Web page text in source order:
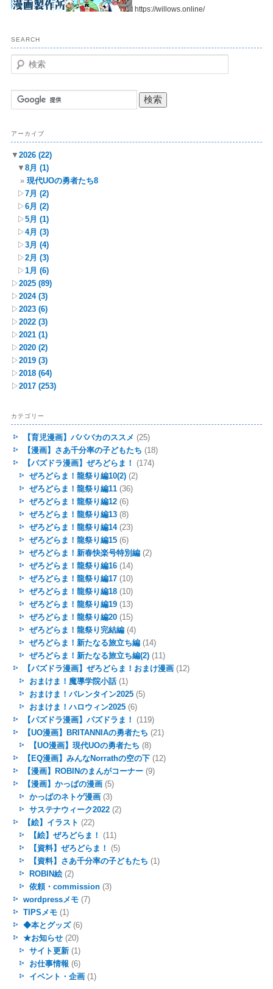
https://willows.online/
SEARCH
検
索
アーカイブ
▼ 2026 (22)
▼ 8月 (1)
現代UOの勇者たち8
▷7月 (2)
▷6月 (2)
▷5月 (1)
▷4月 (3)
▷3月 (4)
▷2月 (3)
▷1月 (6)
▷2025 (89)
▷2024 (3)
▷2023 (6)
▷2022 (3)
▷2021 (1)
▷2020 (2)
▷2019 (3)
▷2018 (64)
▷2017 (253)
カテゴリー
【育児漫画】パパバカのススメ (25)
【漫画】さあ千分率の子どもたち (18)
【パズドラ漫画】ぜろどらま！
(174)
ぜろどらま！龍祭り編10(2)(2)
ぜろどらま！龍祭り編11(36)
ぜろどらま！龍祭り編12(6)
ぜろどらま！龍祭り編13(8)
ぜろどらま！龍祭り編14(23)
ぜろどらま！龍祭り編15(6)
ぜろどらま！新春快楽号特別編(2)
ぜろどらま！龍祭り編16(14)
ぜろどらま！龍祭り編17(10)
ぜろどらま！龍祭り編18(10)
ぜろどらま！龍祭り編19(13)
ぜろどらま！龍祭り編20(15)
ぜろどらま！龍祭り完結編(4)
ぜろどらま！新たなる旅立ち編(14)
ぜろどらま！新たなる旅立ち編(2)(11)
【パズドラ漫画】ぜろどらま！おまけ漫画(12)
おまけま！魔導学院小話(1)
おまけま！バレンタイン2025(5)
おまけま！ハロウィン2025(6)
【パズドラ漫画】パズドラま！
(119)
【UO漫画】BRITANNIAの勇者たち (21)
【UO漫画】現代UOの勇者たち (8)
【EQ漫画】みんなNorrathの空の下(12)
【漫画】ROBINのまんがコーナー(9)
【漫画】かっぱの漫画(5)
かっぱのネトゲ漫画(3)
サステナウィーク2022(2)
【絵】イラスト (22)
【絵】ぜろどらま！
(11)
【資料】ぜろどらま！
(5)
【資料】さあ千分率の子どもたち (1)
ROBIN絵(2)
依頼・commission(3)
wordpressメモ(7)
TIPSメモ(1)
◆本とグッズ(6)
★お知らせ(20)
サイト更新(1)
お仕事情報 (6)
イベント・企画(1)